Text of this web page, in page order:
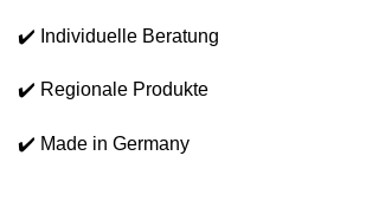
✔️ Individuelle Beratung
✔️ Regionale Produkte
✔️ Made in Germany